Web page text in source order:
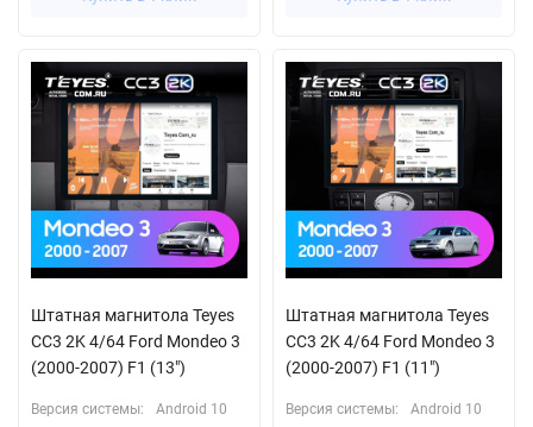
Штатная магнитола Teyes
CC3 2K 4/64 Ford Mondeo 3
(2000-2007) F1 (13")
Версия системы: Android 10
Штатная магнитола Teyes
CC3 2K 4/64 Ford Mondeo 3
(2000-2007) F1 (11")
Версия системы: Android 10